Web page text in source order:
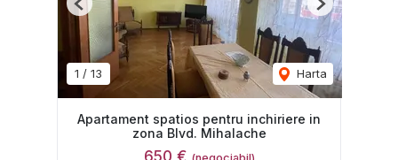
1 / 13 Harta
Previous Next
Apartament spatios pentru inchiriere in
zona Blvd. Mihalache